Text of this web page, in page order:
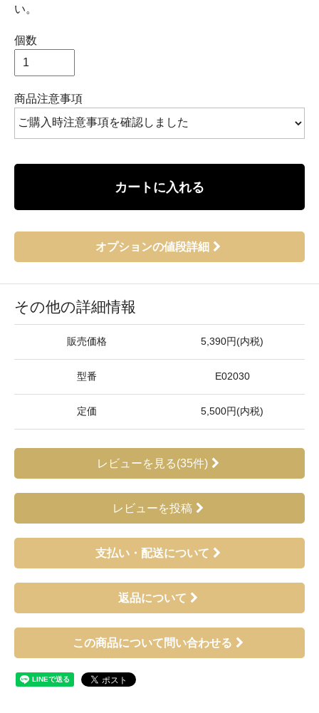
い。
個数
商品注意事項
カートに入れる
オプションの値段詳細
その他の詳細情報
販売価格 5,390円(内税)
型番 E02030
定価 5,500円(内税)
レビューを見る(35件)
レビューを投稿
支払い・配送について
返品について
この商品について問い合わせる